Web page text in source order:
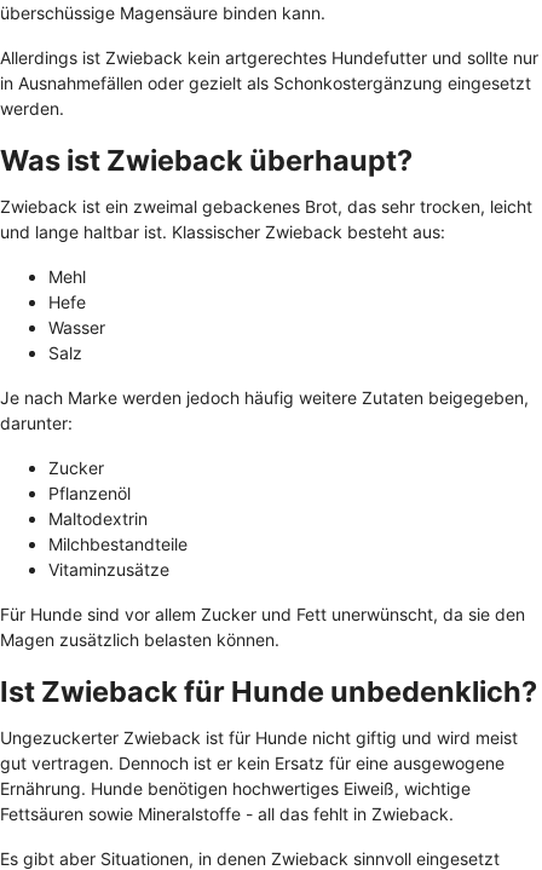
überschüssige Magensäure binden kann.
Allerdings ist Zwieback kein artgerechtes Hundefutter und sollte nur
in Ausnahmefällen oder gezielt als Schonkostergänzung eingesetzt
werden.
Was ist Zwieback überhaupt?
Zwieback ist ein zweimal gebackenes Brot, das sehr trocken, leicht
und lange haltbar ist. Klassischer Zwieback besteht aus:
Mehl
Hefe
Wasser
Salz
Je nach Marke werden jedoch häufig weitere Zutaten beigegeben,
darunter:
Zucker
Pflanzenöl
Maltodextrin
Milchbestandteile
Vitaminzusätze
Für Hunde sind vor allem Zucker und Fett unerwünscht, da sie den
Magen zusätzlich belasten können.
Ist Zwieback für Hunde unbedenklich?
Ungezuckerter Zwieback ist für Hunde nicht giftig und wird meist
gut vertragen. Dennoch ist er kein Ersatz für eine ausgewogene
Ernährung. Hunde benötigen hochwertiges Eiweiß, wichtige
Fettsäuren sowie Mineralstoffe - all das fehlt in Zwieback.
Es gibt aber Situationen, in denen Zwieback sinnvoll eingesetzt